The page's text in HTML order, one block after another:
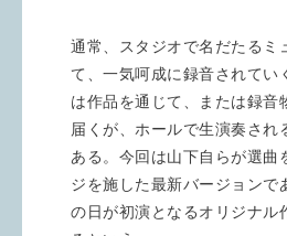
通常、スタジオで名だたるミ
て、一気呵成に録音されてい
は作品を通じて、または録音
届くが、ホールで生演奏され
ある。今回は山下自らが選曲
ジを施した最新バージョンで
の日が初演となるオリジナル